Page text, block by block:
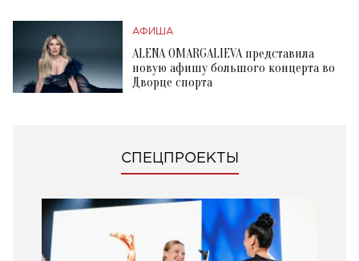
АФИША
ALENA OMARGALIEVA представила
новую афишу большого концерта во
Дворце спорта
СПЕЦПРОЕКТЫ